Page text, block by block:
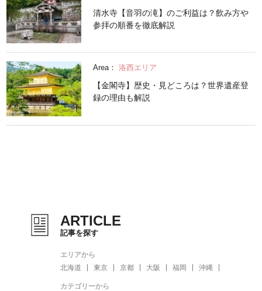
清水寺【音羽の滝】のご利益は？飲み方や
参拝の順番を徹底解説
Area： 洛西エリア
【金閣寺】歴史・見どころは？世界遺産登
録の理由も解説
ARTICLE
記事を探す
エリアから
北海道
東京 京都 大阪 福岡 沖縄
カテゴリーから